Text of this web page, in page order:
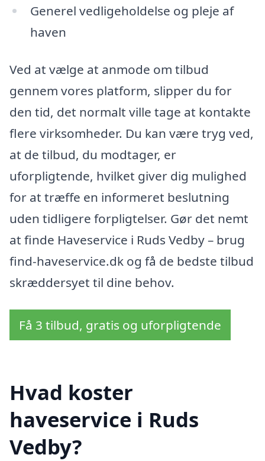
Generel vedligeholdelse og pleje af
haven
Ved at vælge at anmode om tilbud
gennem vores platform, slipper du for
den tid, det normalt ville tage at kontakte
flere virksomheder. Du kan være tryg ved,
at de tilbud, du modtager, er
uforpligtende, hvilket giver dig mulighed
for at træffe en informeret beslutning
uden tidligere forpligtelser. Gør det nemt
at finde Haveservice i Ruds Vedby – brug
find-haveservice.dk og få de bedste tilbud
skræddersyet til dine behov.
Få 3 tilbud, gratis og uforpligtende
Hvad koster
haveservice i Ruds
Vedby?